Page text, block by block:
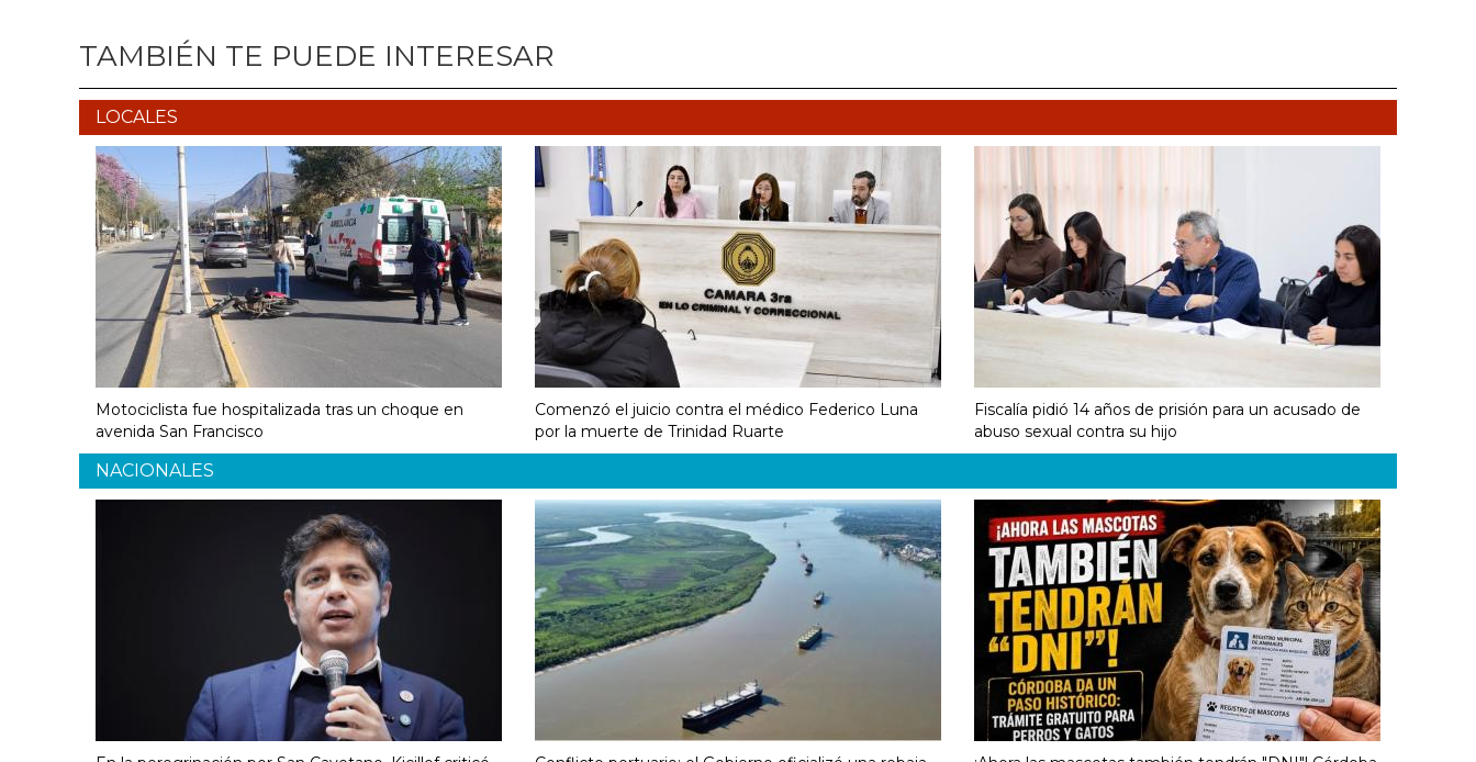
TAMBIÉN TE PUEDE INTERESAR
LOCALES
Motociclista fue hospitalizada tras un choque en
avenida San Francisco
Comenzó el juicio contra el médico Federico Luna
por la muerte de Trinidad Ruarte
Fiscalía pidió 14 años de prisión para un acusado de
abuso sexual contra su hijo
NACIONALES